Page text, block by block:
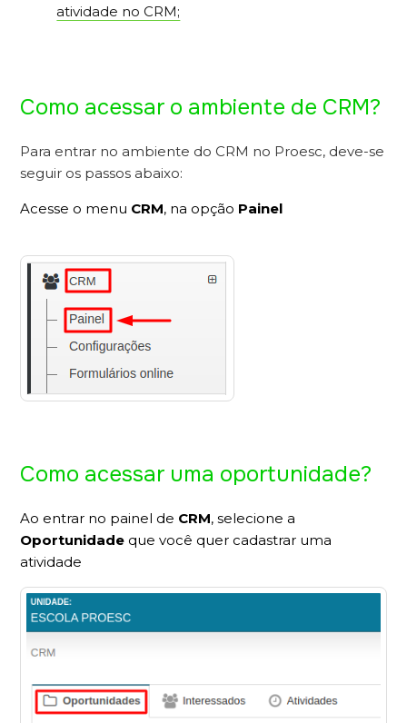
atividade no CRM;
Como acessar o ambiente de CRM?
Para entrar no ambiente do CRM no Proesc, deve-se
seguir os passos abaixo:
Acesse o menu CRM, na opção Painel
Como acessar uma oportunidade?
Ao entrar no painel de CRM, selecione a
Oportunidade que você quer cadastrar uma
atividade